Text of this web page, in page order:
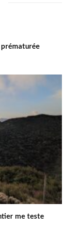
prématurée
me teste